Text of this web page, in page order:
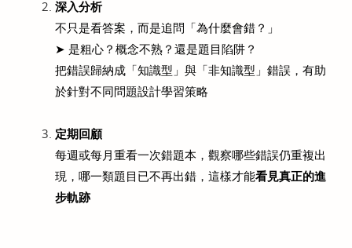
深入分析
不只是看答案，而是追問「為什麼會錯？」
➤ 是粗心？概念不熟？還是題目陷阱？
把錯誤歸納成「知識型」與「非知識型」錯誤，有助
於針對不同問題設計學習策略
定期回顧
每週或每月重看一次錯題本，觀察哪些錯誤仍重複出
現，哪一類題目已不再出錯，這樣才能看見真正的進
步軌跡